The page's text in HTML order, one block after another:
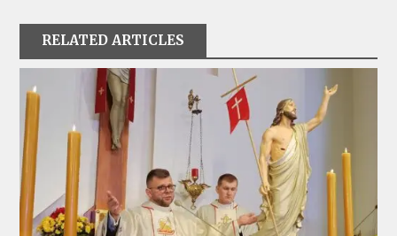
RELATED ARTICLES